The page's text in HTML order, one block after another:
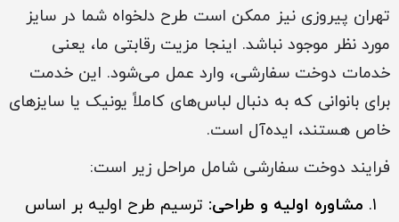
تهران پیروزی نیز ممکن است طرح دلخواه شما در سایز
مورد نظر موجود نباشد. اینجا مزیت رقابتی ما، یعنی
خدمات دوخت سفارشی، وارد عمل می‌شود. این خدمت
برای بانوانی که به دنبال لباس‌های کاملاً یونیک یا سایزهای
خاص هستند، ایده‌آل است.
فرایند دوخت سفارشی شامل مراحل زیر است:
مشاوره اولیه و طراحی: ترسیم طرح اولیه بر اساس